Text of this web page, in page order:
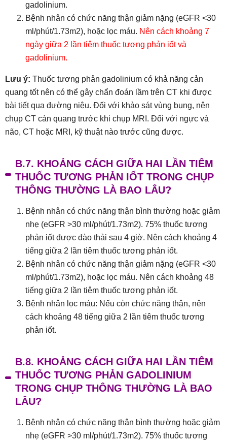
gadolinium.
Bệnh nhân có chức năng thận giảm nặng (eGFR <30
ml/phút/1.73m2), hoặc lọc máu. Nên cách khoảng 7
ngày giữa 2 lần tiêm thuốc tương phản iốt và
gadolinium.
Lưu ý: Thuốc tương phản gadolinium có khả năng cản
quang tốt nên có thể gây chẩn đoán lầm trên CT khi được
bài tiết qua đường niệu. Đối với khảo sát vùng bụng, nên
chụp CT cản quang trước khi chụp MRI. Đối với ngực và
não, CT hoặc MRI, kỹ thuật nào trước cũng được.
B.7. KHOẢNG CÁCH GIỮA HAI LẦN TIÊM
THUỐC TƯƠNG PHẢN IỐT TRONG CHỤP
THÔNG THƯỜNG LÀ BAO LÂU?
Bệnh nhân có chức năng thận bình thường hoặc giảm
nhẹ (eGFR >30 ml/phút/1.73m2). 75% thuốc tương
phản iốt được đào thải sau 4 giờ. Nên cách khoảng 4
tiếng giữa 2 lần tiêm thuốc tương phản iốt.
Bệnh nhân có chức năng thận giảm nặng (eGFR <30
ml/phút/1.73m2), hoặc lọc máu. Nên cách khoảng 48
tiếng giữa 2 lần tiêm thuốc tương phản iốt.
Bệnh nhân lọc máu: Nếu còn chức năng thận, nên
cách khoảng 48 tiếng giữa 2 lần tiêm thuốc tương
phản iốt.
B.8. KHOẢNG CÁCH GIỮA HAI LẦN TIÊM
THUỐC TƯƠNG PHẢN GADOLINIUM
TRONG CHỤP THÔNG THƯỜNG LÀ BAO
LÂU?
Bệnh nhân có chức năng thận bình thường hoặc giảm
nhẹ (eGFR >30 ml/phút/1.73m2). 75% thuốc tương